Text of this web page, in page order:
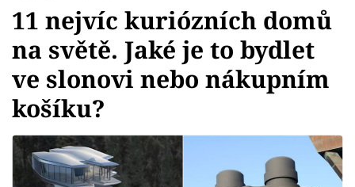
Témata
Bydlení
Zahrada
Design
11 nejvíc kuriózních domů
na světě. Jaké je to bydlet
ve slonovi nebo nákupním
košíku?